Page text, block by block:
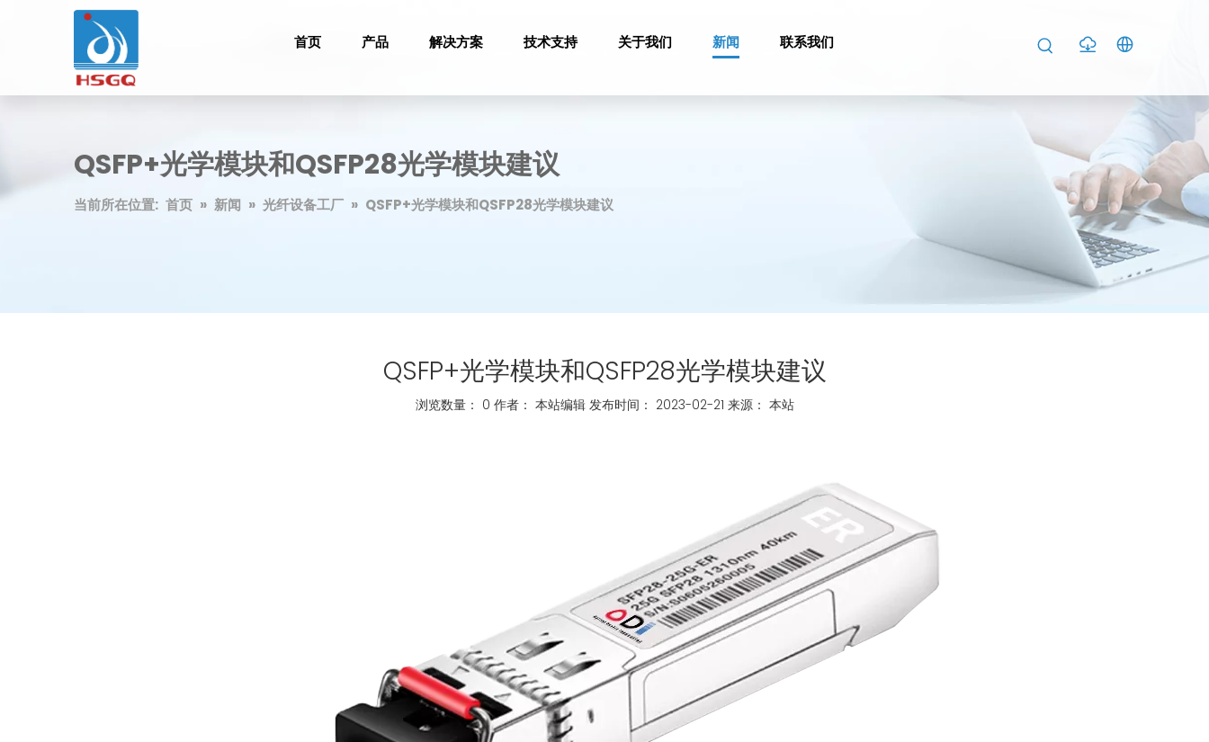
首页 产品 解决方案 技术支持 关于我们 新闻 联系我们
QSFP+光学模块和QSFP28光学模块建议
当前所在位置: 首页 » 新闻 » 光纤设备工厂 » QSFP+光学模块和QSFP28光学模块建议
QSFP+光学模块和QSFP28光学模块建议
浏览数量： 0 作者： 本站编辑 发布时间： 2023-02-21 来源： 本站